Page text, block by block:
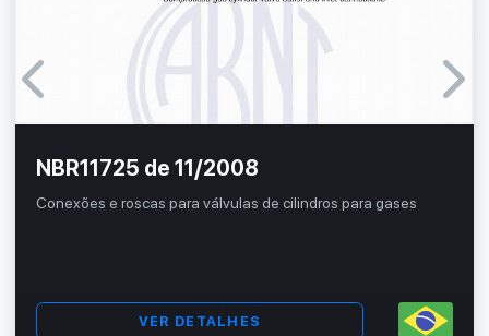
NBR11725 de 11/2008
Conexões e roscas para válvulas de cilindros para gases
VER DETALHES